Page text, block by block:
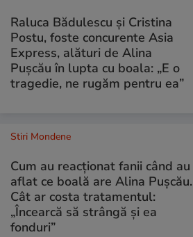
Raluca Bădulescu și Cristina
Postu, foste concurente Asia
Express, alături de Alina
Pușcău în lupta cu boala: „E o
tragedie, ne rugăm pentru ea”
Stiri Mondene
Cum au reacționat fanii când au
aflat ce boală are Alina Pușcău.
Cât ar costa tratamentul:
„Încearcă să strângă și ea
fonduri”